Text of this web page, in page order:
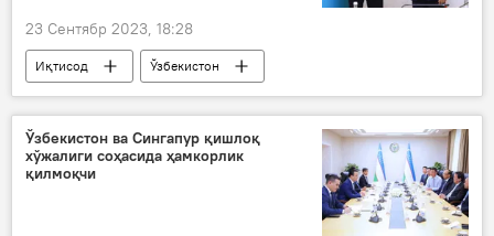
23 Сентябр 2023, 18:28
Иқтисод
Ўзбекистон
Қозоғистон
Инвестициялар ва ташқи савдо вазирлиги
савдо
тадбиркор
Ўзбекистон ва Сингапур қишлоқ
хўжалиги соҳасида ҳамкорлик
қилмоқчи